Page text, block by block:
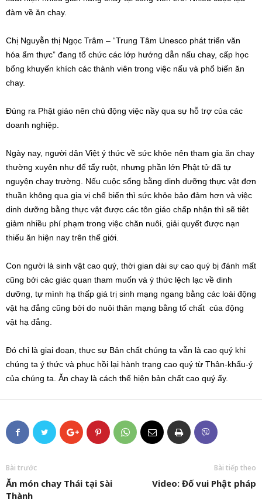
đàm về ăn chay.
Chị Nguyễn thị Ngọc Trâm – “Trung Tâm Unesco phát triển văn
hóa ẩm thực” đang tổ chức các lớp hướng dẫn nấu chay, cấp học
bổng khuyến khích các thành viên trong việc nấu và phổ biến ăn
chay.
Đúng ra Phật giáo nên chủ động việc nầy qua sự hỗ trợ của các
doanh nghiệp.
Ngày nay, người dân Việt ý thức về sức khỏe nên tham gia ăn chay
thường xuyên như để tẩy ruột, nhưng phần lớn Phật tử đã tự
nguyện chay trường. Nếu cuộc sống bằng dinh dưỡng thực vật đơn
thuần không qua gia vị chế biến thì sức khỏe bảo đảm hơn và việc
dinh dưỡng bằng thực vật được các tôn giáo chấp nhận thì sẽ tiêt
giảm nhiều phí phạm trong việc chăn nuôi, giải quyết được nạn
thiếu ăn hiện nay trên thế giới.
Con người là sinh vật cao quý, thời gian dài sự cao quý bị đánh mất
cũng bởi các giác quan tham muốn và ý thức lệch lạc về dinh
dưỡng, tự mình hạ thấp giá trị sinh mạng ngang bằng các loài động
vật hạ đẳng cũng bởi do nuôi thân mạng bằng tố chất của động
vật hạ đẳng.
Đó chỉ là giai đoạn, thực sự Bản chất chúng ta vẫn là cao quý khi
chúng ta ý thức và phục hồi lại hành trạng cao quý từ Thân-khẩu-ý
của chúng ta. Ăn chay là cách thể hiện bản chất cao quý ấy.
Bài trước
Ăn món chay Thái tại Sài
Thành
Bài tiếp theo
Video: Đố vui Phật pháp